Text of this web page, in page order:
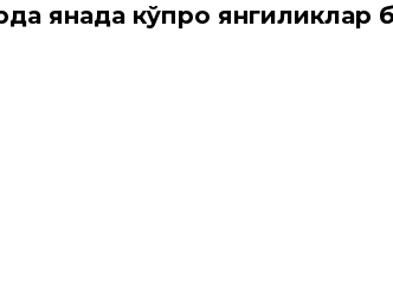
янада кўпроқ